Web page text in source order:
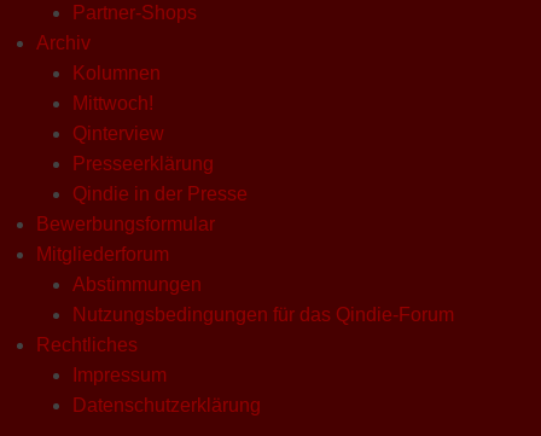
Partner-Shops
Archiv
Kolumnen
Mittwoch!
Qinterview
Presseerklärung
Qindie in der Presse
Bewerbungsformular
Mitgliederforum
Abstimmungen
Nutzungsbedingungen für das Qindie-Forum
Rechtliches
Impressum
Datenschutzerklärung